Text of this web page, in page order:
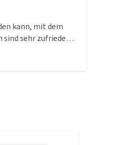
kann, mit dem
sind sehr zufrieden